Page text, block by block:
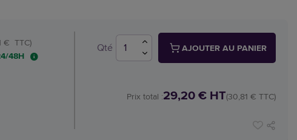
€ TTC)
48H
Qté AJOUTER AU PANIER
Prix total :29,20 € HT(30,81 € TTC)